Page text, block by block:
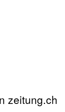
zeitung.ch